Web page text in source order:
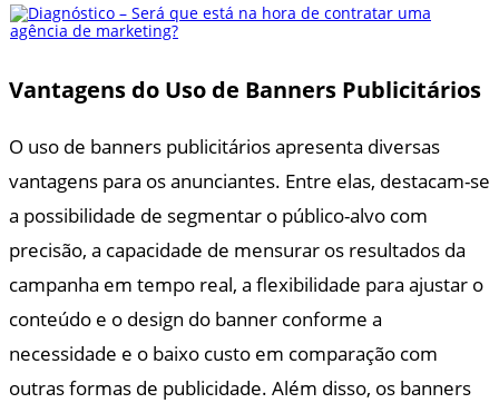
Vantagens do Uso de Banners Publicitários
O uso de banners publicitários apresenta diversas
vantagens para os anunciantes. Entre elas, destacam-se
a possibilidade de segmentar o público-alvo com
precisão, a capacidade de mensurar os resultados da
campanha em tempo real, a flexibilidade para ajustar o
conteúdo e o design do banner conforme a
necessidade e o baixo custo em comparação com
outras formas de publicidade. Além disso, os banners